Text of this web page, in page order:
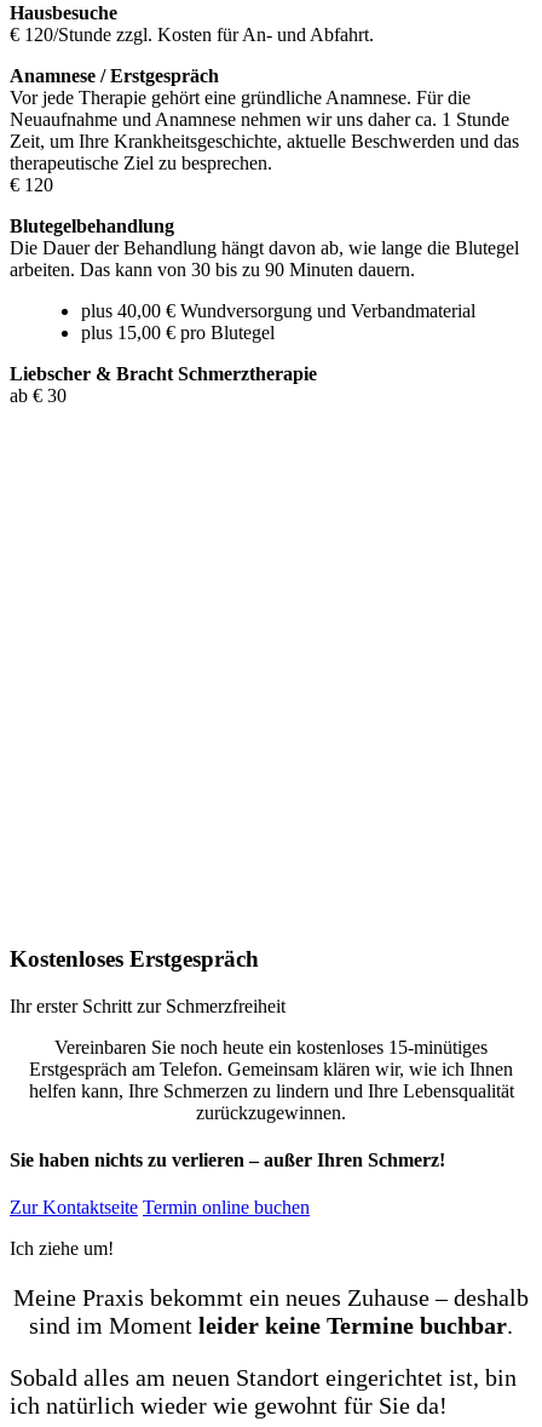
Hausbesuche
€ 120/Stunde zzgl. Kosten für An- und Abfahrt.
Anamnese / Erstgespräch
Vor jede Therapie gehört eine gründliche Anamnese. Für die
Neuaufnahme und Anamnese nehmen wir uns daher ca. 1 Stunde
Zeit, um Ihre Krankheitsgeschichte, aktuelle Beschwerden und das
therapeutische Ziel zu besprechen.
€ 120
Blutegelbehandlung
Die Dauer der Behandlung hängt davon ab, wie lange die Blutegel
arbeiten. Das kann von 30 bis zu 90 Minuten dauern.
plus 40,00 € Wundversorgung und Verbandmaterial
plus 15,00 € pro Blutegel
Liebscher & Bracht Schmerztherapie
ab € 30
Kostenloses Erstgespräch
Ihr erster Schritt zur Schmerzfreiheit
Vereinbaren Sie noch heute ein kostenloses 15-minütiges
Erstgespräch am Telefon. Gemeinsam klären wir, wie ich Ihnen
helfen kann, Ihre Schmerzen zu lindern und Ihre Lebensqualität
zurückzugewinnen.
Sie haben nichts zu verlieren – außer Ihren Schmerz!
Zur Kontaktseite Termin online buchen
Ich ziehe um!
Meine Praxis bekommt ein neues Zuhause – deshalb
sind im Moment leider keine Termine buchbar.
Sobald alles am neuen Standort eingerichtet ist, bin
ich natürlich wieder wie gewohnt für Sie da!